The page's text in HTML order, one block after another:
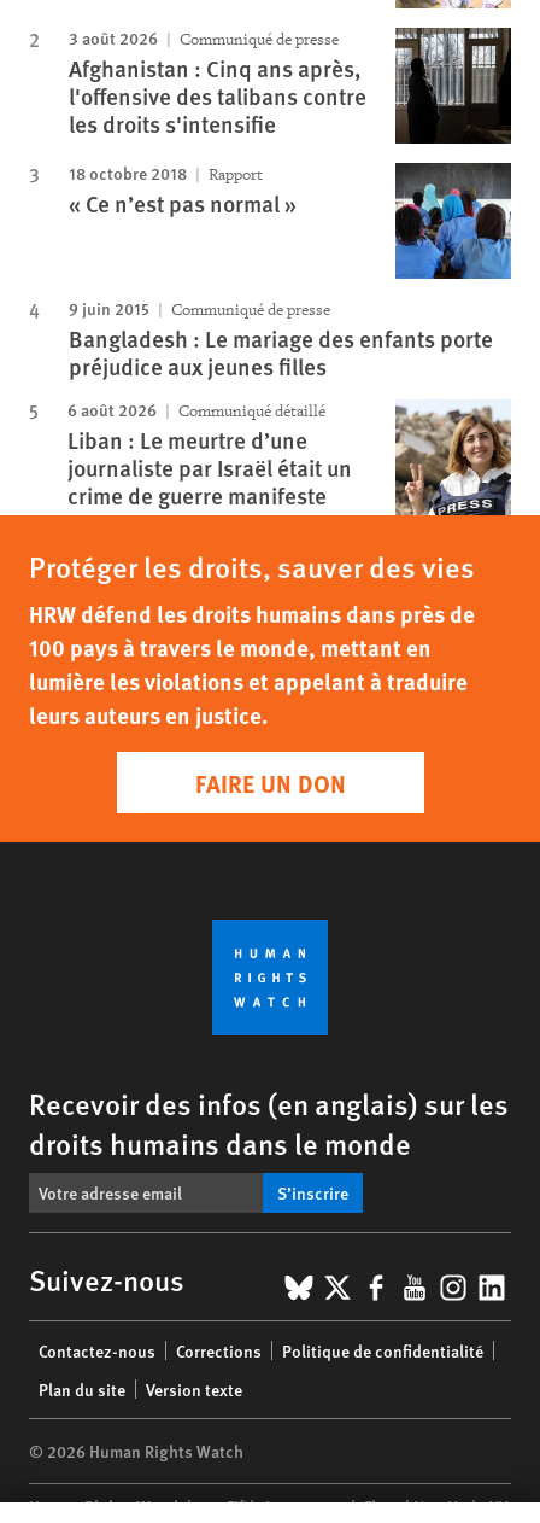
3 août 2026 Communiqué de presse
Afghanistan : Cinq ans après,
l'offensive des talibans contre
les droits s'intensifie
18 octobre 2018 Rapport
« Ce n’est pas normal »
9 juin 2015 Communiqué de presse
Bangladesh : Le mariage des enfants porte
préjudice aux jeunes filles
6 août 2026 Communiqué détaillé
Liban : Le meurtre d’une
journaliste par Israël était un
crime de guerre manifeste
Protéger les droits, sauver des vies
HRW défend les droits humains dans près de
100 pays à travers le monde, mettant en
lumière les violations et appelant à traduire
leurs auteurs en justice.
FAIRE UN DON
Recevoir des infos (en anglais) sur les
droits humains dans le monde
S’inscrire
Suivez-nous BlueSky
X Facebook
YouTube
menu
Contactez-nous Corrections
Politique de confidentialité
Plan du site
Version texte
© 2026 Human Rights Watch
Human Rights Watch| 350 Fifth Avenue, 34th Floor | New York,NY